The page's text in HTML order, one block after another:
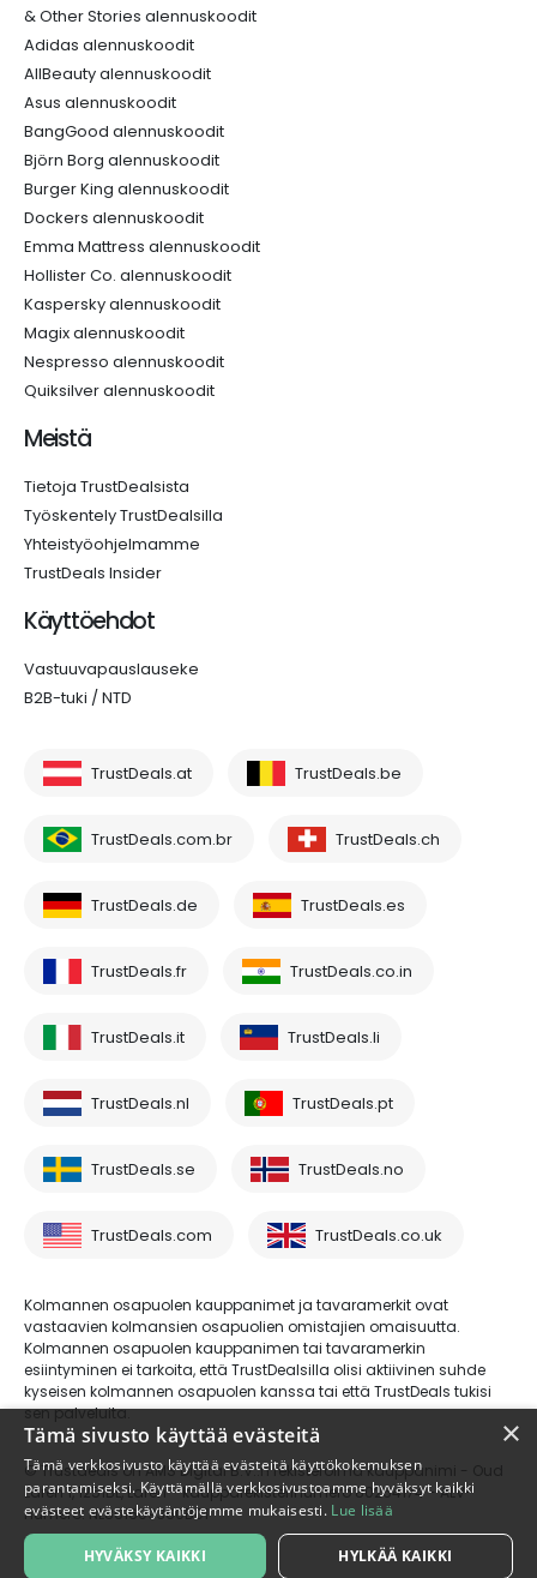
& Other Stories alennuskoodit
Adidas alennuskoodit
AllBeauty alennuskoodit
Asus alennuskoodit
BangGood alennuskoodit
Björn Borg alennuskoodit
Burger King alennuskoodit
Dockers alennuskoodit
Emma Mattress alennuskoodit
Hollister Co. alennuskoodit
Kaspersky alennuskoodit
Magix alennuskoodit
Nespresso alennuskoodit
Quiksilver alennuskoodit
Meistä
Tietoja TrustDealsista
Työskentely TrustDealsilla
Yhteistyöohjelmamme
TrustDeals Insider
Käyttöehdot
Vastuuvapauslauseke
B2B-tuki / NTD
TrustDeals.at TrustDeals.be
TrustDeals.com.br TrustDeals.ch
TrustDeals.de TrustDeals.es
TrustDeals.fr TrustDeals.co.in
TrustDeals.it TrustDeals.li
TrustDeals.nl TrustDeals.pt
TrustDeals.se TrustDeals.no
TrustDeals.com TrustDeals.co.uk
Kolmannen osapuolen kauppanimet ja tavaramerkit ovat
vastaavien kolmansien osapuolien omistajien omaisuutta.
Kolmannen osapuolen kauppanimen tai tavaramerkin
esiintyminen ei tarkoita, että TrustDealsilla olisi aktiivinen suhde
kyseisen kolmannen osapuolen kanssa tai että TrustDeals tukisi
sen palveluita.
© Trustdeals on AMS Digital B.V.:n rekisteröimä kauppanimi - Oud
Laren 1, 1251BL, Laren - kaupparekisterinumero 80264174 - ALV-
numero: NL861609360B01
×
Tämä sivusto käyttää evästeitä
Tämä verkkosivusto käyttää evästeitä käyttökokemuksen
parantamiseksi. Käyttämällä verkkosivustoamme hyväksyt kaikki
evästeet evästekäytäntöjemme mukaisesti. Lue lisää
HYVÄKSY KAIKKI HYLKÄÄ KAIKKI